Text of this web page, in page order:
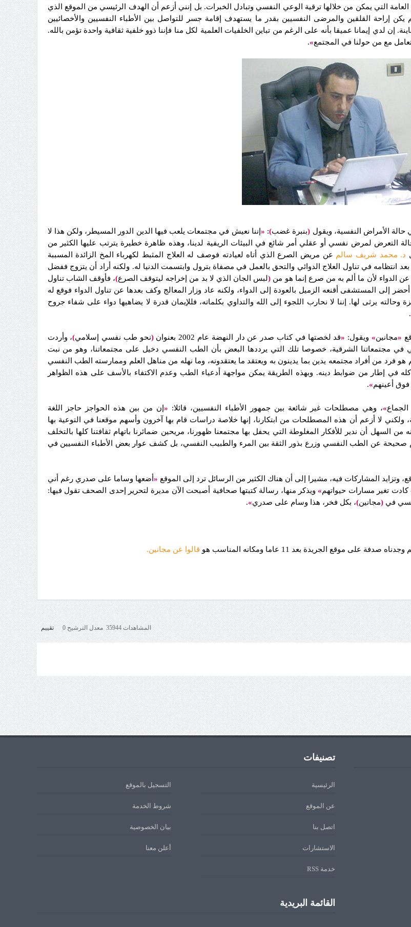
التي يمكن من خلالها ترقية الوعي النفسي وتبادل الخبرات. بل إنني أزعم أن الهدف الرئيسي من الموقع الذي
يكن إراحة القلقين والمرضى النفسيين بقدر ما يستهدف إقامة جسر للتواصل بين الأطباء النفسيين والأخصائيين
إن لدي إيمانا عميقا بأنه على الرغم من تباين الخلفيات العلمية لكل منا فإننا ذوو خلفية ثقافية واحدة تؤمن بالله.
مع من حولنا في المجتمع»
.
الأمراض النفسية، ويقول (بنبرة غضب)
:
« إننا نعيش في مجتمعات يلعب فيها الدين الدور المسيطر، ولكن هذا لا
لمرض نفسي أو عقلي أمر شائع في البيئات الريفية لدينا، وهذه ظاهرة خطيرة يترتب عليها الكثير من
د. محمد شريف سالم عن مريض الصرع الذي أتاه لعيادته فوصف له العلاج المثبط لكهرباء المخ الزائدة المسببة
انتظامه في تناول العلاج الدوائي والتحق بالعمل في مصفاة بترول وابتسمت الدنيا له. ولكنه أراد أن يتزوج ففضل
عن الدواء لأن ما ألم به من صرع إنما هو من (لبس الجان الذي لا بد من إخراجه ليتوقف الصرع)، فأوقف الشاب تناول
إلى المستشفى أقنعه الزميل بالعودة إلى الدواء، ولكنه عاد وزار المعالج وكف بعدها عن تناول الدواء فوقع له
يرثى لها. إننا لا نحارب اللجوء إلى الله والتداوي بكلماته، فللإيمان قدرة لا يضاهيها دواء على شفاء جروح
.
«مجانين» ويقول: «قد لخصتها في كتاب صدر عن دار النهضة عام 2002 بعنوان (نحو طب نفسي إسلامي)، وأردت
في مجتمعاتنا الشرقية، خصوصا تلك التي يرددها البعض بأن الطب النفسي دخيل على مجتمعاتنا، وهو من نبت
فرد من أفراد مجتمعه يدين بما يدينون به ويعتقد ما يعتقدونه، وما نهله من مناهل العلم وممارسته الطب النفسي
في إطار من ضوابط دينه. وبهذه الطريقة يمكن مواجهة أدعياء الطب وعدم الاكتفاء بالأسف على هذه الظواهر
فوق أعينهم»
.
»، وهي مصطلحات غير شائعة بين جمهور الأطباء النفسيين، قائلا: «إن من بين هذه الحواجز حاجز اللغة
لا أزعم أن هذه المصطلحات من ابتكارنا، إنها خلاصة دراسات قام بها آخرون وأسهم موقعنا في التوعية بها
السهل أن ندير للأفكار المغلوطة التي يحفل بها مجتمعنا ظهورنا، مريحين ضمائرنا باتهام ثقافتنا كلها بالتخلف
صحيحة عن الطب النفسي وزرع بذور الثقة بين المرء والطبيب النفسي، بل كشف عوار بعض الأطباء النفسيين في
وتزايد المشاركات فيه، مشيرا إلى أن هناك الكثير من الرسائل ترد إلى الموقع « أضعها وساما على صدري رغم أني
تغير مسارات حيواتهم»ويذكر منها، رسالة كتبتها صحافية أصبحت الآن مديرة لتحرير إحدى الصحف تقول فيها:
نفسي في(مجانين)، بكل فخر، هذا وسام على صدري»
.
الجريدة بعد 11 عاما ومكانه المناسب هو قالوا عن مجانين.
المشاهدات 35944 معدل الترشيح 0 تقييم
تصنيفات
الرئيسية التسجيل بالموقع
عن الموقع شروط الخدمة
اتصل بنا بيان الخصوصية
الاستشارات أعلن معنا
خدمة RSS
القائمة البريدية